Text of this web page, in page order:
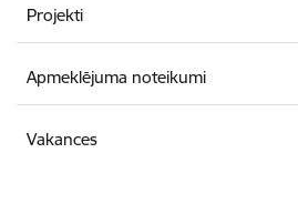
Projekti
Apmeklējuma noteikumi
Vakances